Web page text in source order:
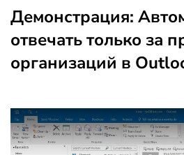
Демонстрация:
отвечать только за
организаций в